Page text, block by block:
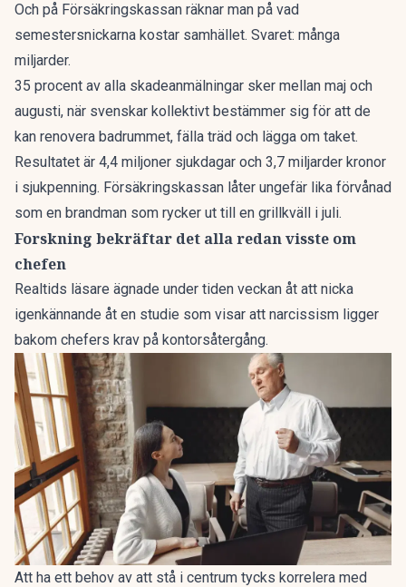
Och på Försäkringskassan räknar man på vad
semestersnickarna kostar samhället. Svaret: många
miljarder.
35 procent av alla skadeanmälningar sker mellan maj och
augusti, när svenskar kollektivt bestämmer sig för att de
kan renovera badrummet, fälla träd och lägga om taket.
Resultatet är 4,4 miljoner sjukdagar och 3,7 miljarder kronor
i sjukpenning. Försäkringskassan låter ungefär lika förvånad
som en brandman som rycker ut till en grillkväll i juli.
Forskning bekräftar det alla redan visste om
chefen
Realtids läsare ägnade under tiden veckan åt att nicka
igenkännande åt en studie som visar att narcissism ligger
bakom chefers krav på kontorsåtergång.
Att ha ett behov av att stå i centrum tycks korrelera med